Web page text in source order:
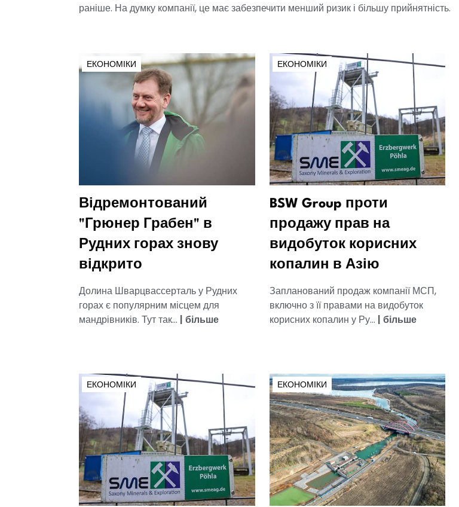
раніше. На думку компанії, це має забезпечити менший ризик і більшу прийнятність.
ЕКОНОМІКИ
Відремонтований
"Грюнер Грабен" в
Рудних горах знову
відкрито
Долина Шварцвассерталь у Рудних
горах є популярним місцем для
мандрівників. Тут так... | більше
ЕКОНОМІКИ
BSW Group проти
продажу прав на
видобуток корисних
копалин в Азію
Запланований продаж компанії МСП,
включно з її правами на видобуток
корисних копалин у Ру... | більше
ЕКОНОМІКИ ЕКОНОМІКИ